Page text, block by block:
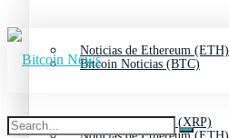
Noticias de Ethereum (ETH)
Noticias de Ripple (XRP)
Bitcoin Noticias (BTC)